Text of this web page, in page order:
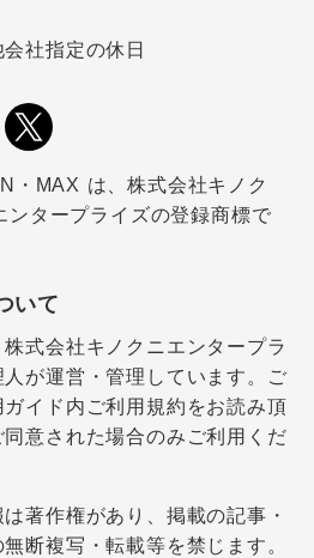
社指定の休日
・MAX は、株式会社キノク
ンタープライズの登録商標で
いて
式会社キノクニエンタープラ
が運営・管理しています。ご
イド内ご利用規約をお読み頂
意された場合のみご利用くだ
著作権があり、掲載の記事・
断複写・転載等を禁じます。